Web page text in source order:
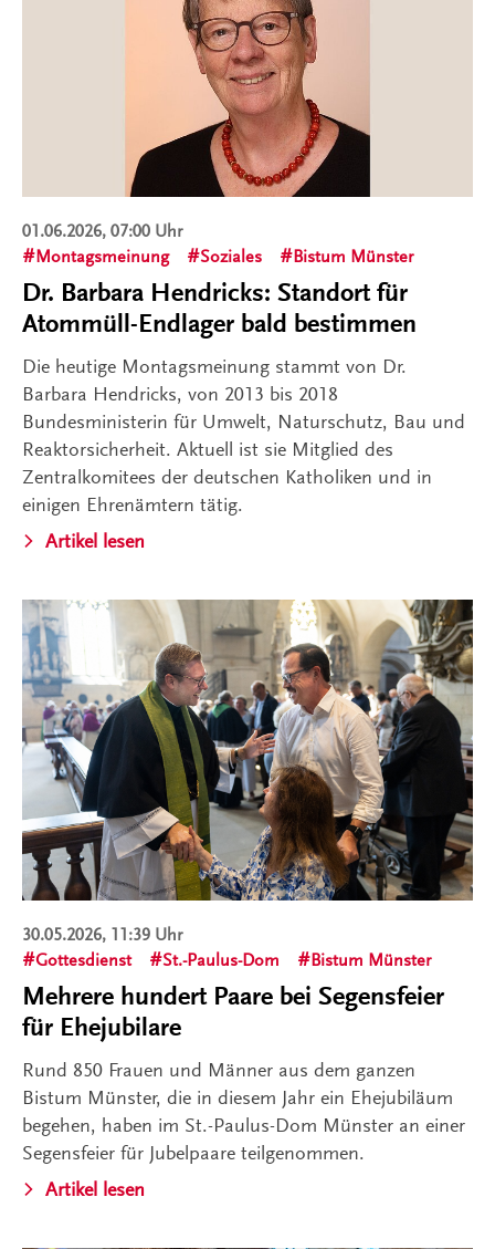
01.06.2026, 07:00 Uhr
Montagsmeinung
Soziales Bistum Münster
Dr. Barbara Hendricks: Standort für
Atommüll-Endlager bald bestimmen
Die heutige Montagsmeinung stammt von Dr.
Barbara Hendricks, von 2013 bis 2018
Bundesministerin für Umwelt, Naturschutz, Bau und
Reaktorsicherheit. Aktuell ist sie Mitglied des
Zentralkomitees der deutschen Katholiken und in
einigen Ehrenämtern tätig.
Artikel lesen
30.05.2026, 11:39 Uhr
Gottesdienst
St.-Paulus-Dom Bistum Münster
Mehrere hundert Paare bei Segensfeier
für Ehejubilare
Rund 850 Frauen und Männer aus dem ganzen
Bistum Münster, die in diesem Jahr ein Ehejubiläum
begehen, haben im St.-Paulus-Dom Münster an einer
Segensfeier für Jubelpaare teilgenommen.
Artikel lesen